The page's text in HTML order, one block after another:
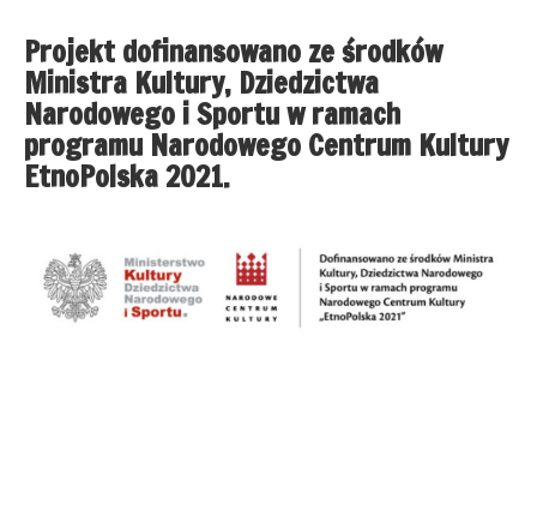
Projekt dofinansowano ze środków
Ministra Kultury, Dziedzictwa
Narodowego i Sportu w ramach
programu Narodowego Centrum Kultury
EtnoPolska 2021.